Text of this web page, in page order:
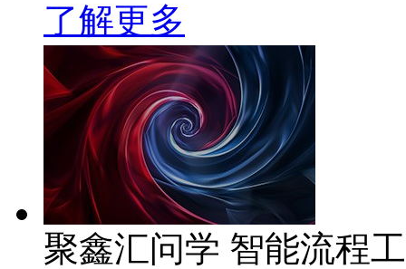
了解更多
聚鑫汇问学 智能流程